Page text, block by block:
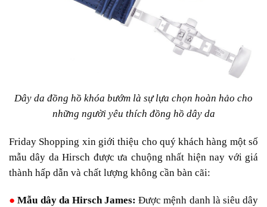
Dây da đồng hồ khóa bướm là sự lựa chọn hoàn hảo cho
những người yêu thích đồng hồ dây da
Friday Shopping xin giới thiệu cho quý khách hàng một số
mẫu dây da Hirsch được ưa chuộng nhất hiện nay với giá
thành hấp dẫn và chất lượng không cần bàn cãi:
● Mẫu dây da Hirsch James:Được mệnh danh là siêu dây